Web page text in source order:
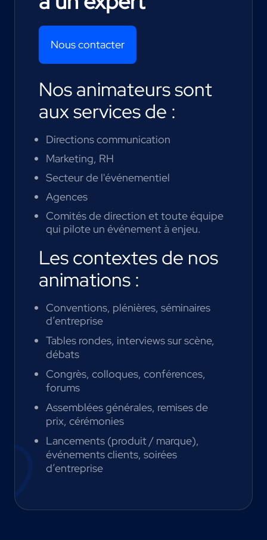
Nous contacter
Nos animateurs sont
aux services de :
Directions communication
Marketing, RH
Secteur de l'événementiel
Agences
Comités de direction et toute équipe
qui pilote un événement à enjeu.
Les contextes de nos
animations :
Conventions, plénières, séminaires
d’entreprise
Tables rondes, interviews sur scène,
débats
Congrès, colloques, conférences,
forums
Assemblées générales, remises de
prix, cérémonies
Lancements (produit / marque),
événements clients, soirées
d’entreprise